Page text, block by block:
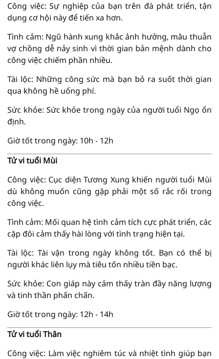
Công việc: Sự nghiệp của bạn trên đà phát triển, tận
dụng cơ hội này để tiến xa hơn.
Tình cảm: Ngũ hành xung khắc ảnh hưởng, mâu thuẫn
vợ chồng dễ nảy sinh vì thời gian bản mệnh dành cho
công việc chiếm phần nhiều.
Tài lộc: Những công sức mà bạn bỏ ra suốt thời gian
qua không hề uổng phí.
Sức khỏe: Sức khỏe trong ngày của người tuổi Ngọ ổn
định.
Giờ tốt trong ngày: 10h - 12h
Tử vi tuổi Mùi
Công việc: Cục diện Tương Xung khiến người tuổi Mùi
dù không muốn cũng gặp phải một số rắc rối trong
công việc.
Tình cảm: Mối quan hệ tình cảm tích cực phát triển, các
cặp đôi cảm thấy hài lòng với tình trạng hiện tại.
Tài lộc: Tài vận trong ngày không tốt. Bạn có thể bị
người khác liên lụy mà tiêu tốn nhiều tiền bạc.
Sức khỏe: Con giáp này cảm thấy tràn đầy năng lượng
và tinh thần phấn chấn.
Giờ tốt trong ngày: 12h - 14h
Tử vi tuổi Thân
Công việc: Làm việc nghiêm túc và nhiệt tình giúp bạn